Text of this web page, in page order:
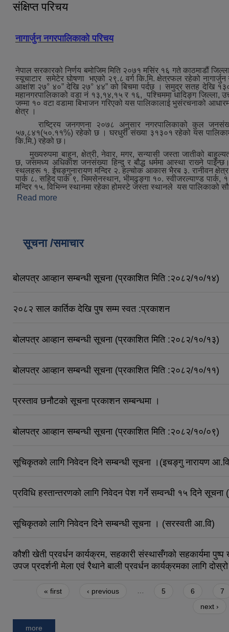
संक्षिप्त परिचय
नागार्जुन नगरपालिकाको परिचय
नेपाल सरकारको निर्णय बमोजिम मिति २०७१ मसिंर १६ गते काठमाडौं
स्यूचाटार समेटेर घोषणा भएको २९.८ वर्ग कि.मि. क्षेत्रफल रहेको
आक्षांश २७° ४०” देखि २७° ४४” को बिचमा पर्दछ । समुद्र सतह देखि
महानगरपालिकाको वडा नं १३,१४,१५ र १६, पश्‍चिममा धादिङ्ग जिल्ला,
जम्मा १० वटा वडामा बिभाजन गरिएको यस पालिकालाई भुसंरचनाको
क्षेत्र ।
राष्ट्रिय जनगणना २०७८ अनुसार नगरपालिकाको कुल
५७,८४१(५०.११%) रहेको छ । घरधुरी संख्या ३१३०१ रहेको यस
कि.मि.) रहेको छ।
मुख्‍यरुपमा बाहुन, क्षेत्री, नेवार, मगर, सन्यासी जस्ता जातीको
छ, जसमध्‍य अधिकांश जनसंख्या हिन्दु र बौद्ध धर्ममा आस्था राख्‍ने
स्थलहरू १. ईचङ्गुनारायण मन्दिर २. हल्चोक आकास भैरब ३. रानीवन क्षेत्र
पार्क ८. सहिद पार्क ९. भिमसेनस्थान, भीमढुङ्गा १०. स्वीजरल्याण्ड पार्क,
मन्दिर १५. विभिन्न स्थानमा रहेका होमस्टे जस्‍ता स्थानले यस पालिकाको
Read more
सूचना /समाचार
बोलपत्र आव्हान सम्बन्धी सूचना (प्रकाशित मिति :२०८२/१०/१४)
२०८२ साल कार्तिक देखि पुष सम्म स्वत :प्रकाशन
बोलपत्र आव्हान सम्बन्धी सूचना (प्रकाशित मिति :२०८२/१०/१३)
बोलपत्र आव्हान सम्बन्धी सूचना (प्रकाशित मिति :२०८२/१०/११)
प्रस्ताव छनौटको सूचना प्रकाशन सम्बन्धमा ।
बोलपत्र आव्हान सम्बन्धी सूचना (प्रकाशित मिति :२०८२/१०/०९)
सूचिकृतको लागि निवेदन दिने सम्बन्धी सूचना ।(इचङ्गु नारायण
प्रविधि हस्तान्तरणको लागि निवेदन पेश गर्ने सम्वन्धी १५ दिने
सूचिकृतको लागि निवेदन दिने सम्बन्धी सूचना । (सरस्वती आ.वि)
कौशी खेती प्रवर्धन कार्यक्रम, सहकारी संस्थासँगको सहकार्यमा पुष्प
उपज प्रदर्शनी मेला एवं रैथाने बाली प्रवर्धन कार्यक्रमका लागि
Pages
« first ‹ previous … 5 6
7
next ›
more